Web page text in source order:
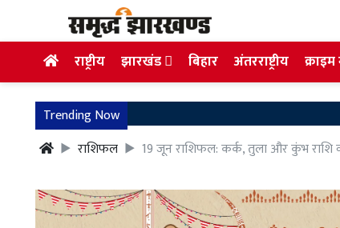
राष्ट्रीय झारखंड बिहार अंतरराष्ट्रीय
Trending Now
राशिफल
19 जून राशिफल: कर्क, तुला और कुंभ राशि